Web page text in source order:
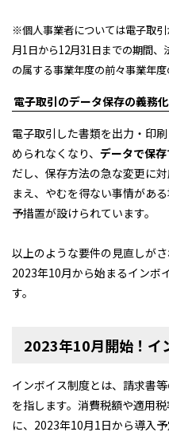
※個人事業者については電子取
月1日から12月31日までの期間
の属する事業年度の前々事業年
電子取引のデータ保存の義務化
電子取引した書類を出力・印
められなくなり、 データで保
だし、保存方法の急な変更に
まえ、やむを得ない事情があ
予措置が設けられています。
以上のような要件の見直しが
2023年10月から始まるインボ
す。
2023年10月開始！イ
インボイス制度とは、請求書
を指します。消費税額や適用
に、2023年10月1日から導入予